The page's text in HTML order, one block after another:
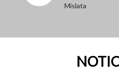
Mislata